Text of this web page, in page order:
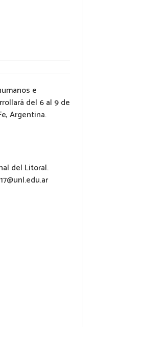
e
del 6 al 9 de
Argentina.
del Litoral.